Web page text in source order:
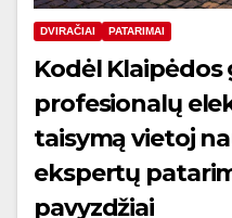
DVIRAČIAI PATARIMAI
Kodėl
profesionalų
taisymą vietoj
ekspertų
pavyzdžiai